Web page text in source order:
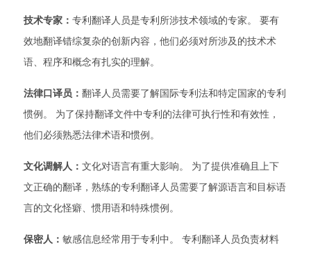
技术专家： 专利翻译人员是专利所涉技术领域的专家。 要有
效地翻译错综复杂的创新内容，他们必须对所涉及的技术术
语、程序和概念有扎实的理解。
法律口译员： 翻译人员需要了解国际专利法和特定国家的专利
惯例。 为了保持翻译文件中专利的法律可执行性和有效性，
他们必须熟悉法律术语和惯例。
文化调解人： 文化对语言有重大影响。 为了提供准确且上下
文正确的翻译，熟练的专利翻译人员需要了解源语言和目标语
言的文化怪癖、惯用语和特殊惯例。
保密人： 敏感信息经常用于专利中。 专利翻译人员负责材料